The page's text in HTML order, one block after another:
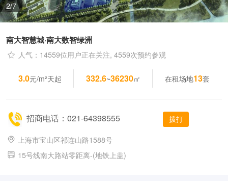
2/7
南大智慧城·南大数智绿洲
人气：14559位用户正在关注, 4559次预约参观
3.0元/m²天起 332.6~36230㎡ 在租场地13套
招商电话：021-64398555 拨打
上海市宝山区祁连山路1588号
15号线南大路站零距离-(地铁上盖)